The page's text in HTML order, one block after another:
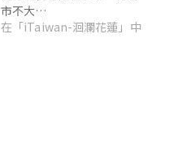
市不大…
在「iTaiwan-洄瀾花蓮」中